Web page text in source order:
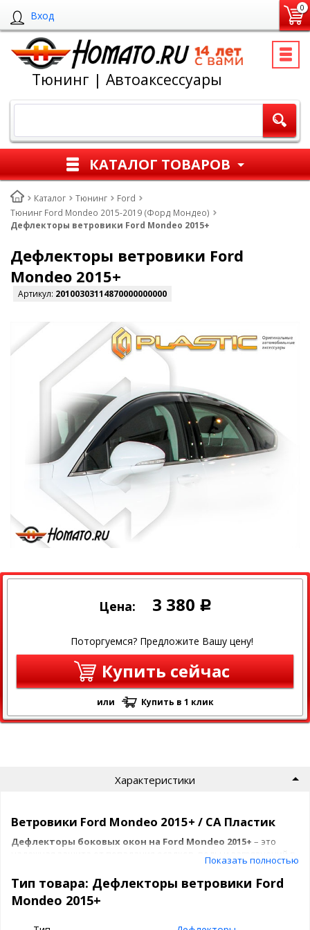
Вход
0
Тюнинг | Автоаксессуары
КАТАЛОГ ТОВАРОВ
Каталог Тюнинг
Ford
Тюнинг Ford Mondeo 2015-2019 (Форд Мондео)
Дефлекторы ветровики Ford Mondeo 2015+
Дефлекторы ветровики Ford
Mondeo 2015+
Артикул: 20100303114870000000000
Цена: 3 380 Р
Поторгуемся? Предложите Вашу цену!
Купить сейчас
или Купить в 1 клик
Характеристики
Ветровики Ford Mondeo 2015+ / СА Пластик
Дефлекторы боковых окон на Ford Mondeo 2015+ – это
надежная защита от попадания осадков, воды и загрязнений в
Преимущества дефлекторов окон:
стекломоющую жидкость
Показать полностью
Тип товара: Дефлекторы ветровики Ford
Mondeo 2015+